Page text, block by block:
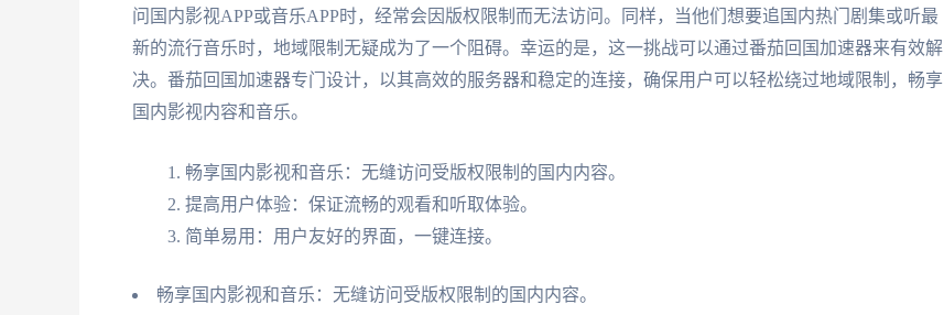
问国内影视APP或音乐APP时，经常会因版权限制而无法访问。同样，当他们想要追国内热门剧集或听最
新的流行音乐时，地域限制无疑成为了一个阻碍。幸运的是，这一挑战可以通过番茄回国加速器来有效解
决。番茄回国加速器专门设计，以其高效的服务器和稳定的连接，确保用户可以轻松绕过地域限制，畅享
国内影视内容和音乐。
畅享国内影视和音乐：无缝访问受版权限制的国内内容。
提高用户体验：保证流畅的观看和听取体验。
简单易用：用户友好的界面，一键连接。
畅享国内影视和音乐：无缝访问受版权限制的国内内容。